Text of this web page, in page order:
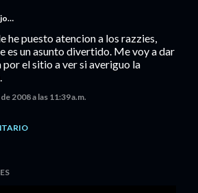
he puesto atencion a los razzies,
es un asunto divertido. Me voy a dar
por el sitio a ver si averiguo la
2008 a las 11:39 a.m.